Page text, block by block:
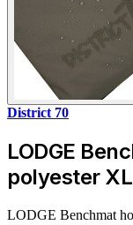
District 70
LODGE
polyester
LODGE Benchmat